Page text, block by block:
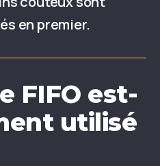
en premier.
FIFO est-
utilisé